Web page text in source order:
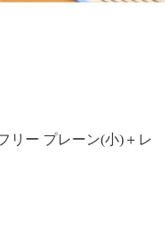
リー プレーン(小)＋レ